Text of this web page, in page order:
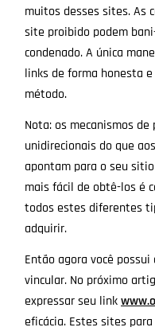
muitos desses sites. As
site proibido podem
condenado. A única
links de forma honesta
método.
Nota: os mecanismos
unidirecionais do que
apontam para o seu
mais fácil de obtê-los é
todos estes diferentes
adquirir.
Então agora você
vincular. No próximo
expressar seu link
eficácia. Estes sites